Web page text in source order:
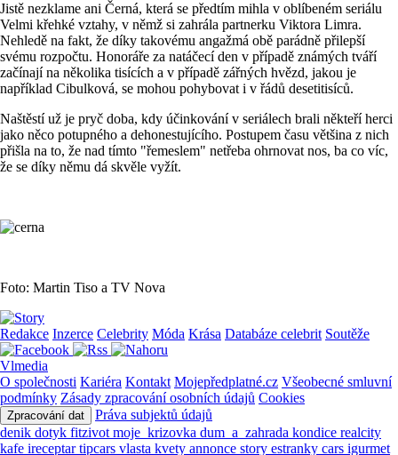
Jistě nezklame ani Černá, která se předtím mihla v oblíbeném seriálu
Velmi křehké vztahy, v němž si zahrála partnerku Viktora Limra.
Nehledě na fakt, že díky takovému angažmá obě parádně přilepší
svému rozpočtu. Honoráře za natáčecí den v případě známých tváří
začínají na několika tisících a v případě zářných hvězd, jakou je
například Cibulková, se mohou pohybovat i v řádů desetitisíců.
Naštěstí už je pryč doba, kdy účinkování v seriálech brali někteří herci
jako něco potupného a dehonestujícího. Postupem času většina z nich
přišla na to, že nad tímto "řemeslem" netřeba ohrnovat nos, ba co víc,
že se díky němu dá skvěle vyžít.
Foto: Martin Tiso a TV Nova
Redakce Inzerce Celebrity Móda Krása Databáze celebrit Soutěže
Vlmedia
O společnosti Kariéra Kontakt Mojepředplatné.cz Všeobecné smluvní
podmínky Zásady zpracování osobních údajů Cookies
Zpracování dat
Práva subjektů údajů
denik dotyk fitzivot moje_krizovka dum_a_zahrada kondice realcity
kafe ireceptartipcars vlasta kvety annonce story estranky cars igurmet